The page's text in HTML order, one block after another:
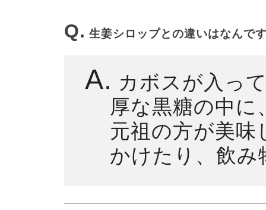
Q. 生姜シロップとの違いはなんで
A. カボスが入っ
厚な黒糖の中
元祖の方が美
かけたり、飲